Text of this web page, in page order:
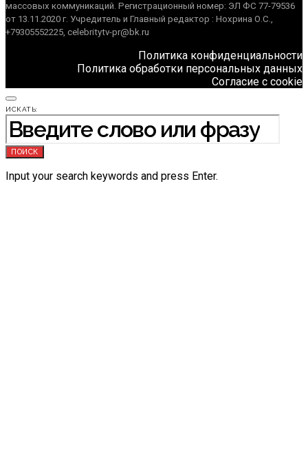
массовых коммуникаций. Регистрационный номер: ЭЛ ФС 77-79536
от 13.11.2020 г. Учредитель и Главный редактор : Нохрина О.С.,
+79305552225, celebritytv-pr@bk.ru
Политика конфиденциальности
Политика обработки персональных данных
Согласие с cookie
ИСКАТЬ:
ПОИСК
Input your search keywords and press Enter.